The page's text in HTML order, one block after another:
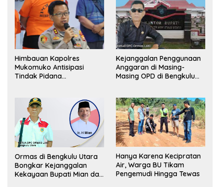
Himbauan Kapolres
Mukomuko Antisipasi
Tindak Pidana
Kejanggalan Penggunaan
Anggaran di Masing-
Masing OPD di Bengkulu
Ormas di Bengkulu Utara
Bongkar Kejanggalan
Kekayaan Bupati Mian dan
Hanya Karena Kecipratan
Air, Warga BU Tikam
Pengemudi Hingga Tewas